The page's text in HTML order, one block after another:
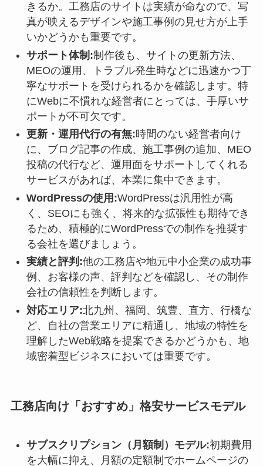
きるか。工務店のサイトは実績が命なので、写
真が映えるデザインや施工事例の見せ方が上手
いかどうかも重要です。
サポート体制:制作後も、サイトの更新方法、
MEOの運用、トラブル発生時などに迅速かつ丁
寧なサポートを受けられるかを確認します。特
にWebに不慣れな経営者にとっては、手厚いサ
ポートが不可欠です。
更新・運用代行の有無:時間のない経営者向け
に、ブログ記事の作成、施工事例の追加、MEO
投稿の代行など、運用面をサポートしてくれる
サービスがあれば、本業に集中できます。
WordPressの使用:WordPressは汎用性が高
く、SEOにも強く、将来的な拡張性も期待でき
るため、積極的にWordPressでの制作を推奨す
る会社を選びましょう。
実績と評判:他の工務店や地元中小企業の成功事
例、お客様の声、評判などを確認し、その制作
会社の信頼性を判断します。
対応エリア:北九州、福岡、筑豊、直方、行橋な
ど、自社の営業エリアに精通し、地域の特性を
理解したWeb戦略を提案できるかどうかも、地
域密着型ビジネスにおいては重要です。
工務店向け「おすすめ」格安サービスモデル
サブスクリプション（月額制）モデル:初期費用
を大幅に抑え、月額の定額制でホームページの